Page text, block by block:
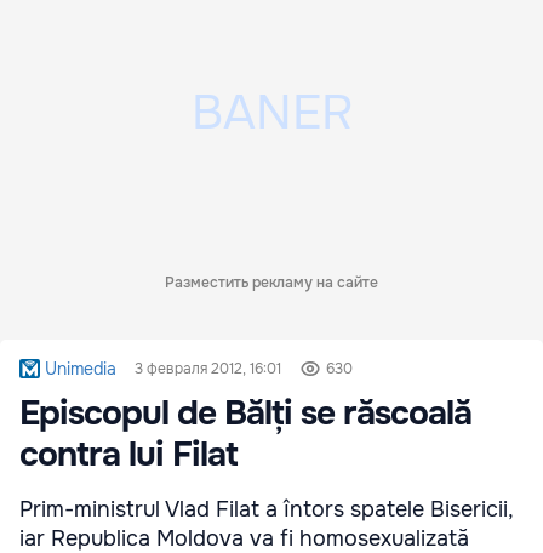
Разместить рекламу на сайте
Unimedia 3 февраля 2012, 16:01 630
Episcopul de Bălți se răscoală
contra lui Filat
Prim-ministrul Vlad Filat a întors spatele Bisericii,
iar Republica Moldova va fi homosexualizată